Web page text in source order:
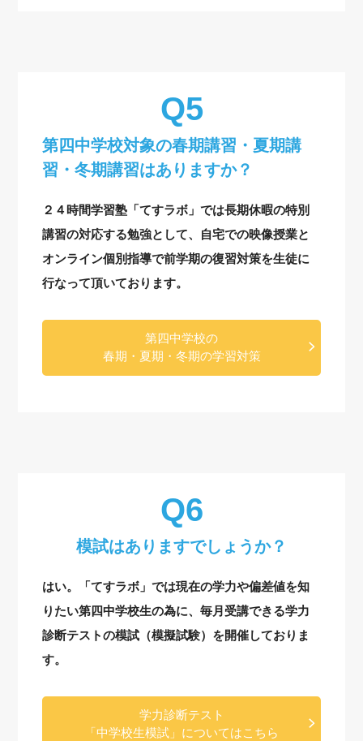
第四中学校対象の春期講習・夏期講
習・冬期講習はありますか？
２４時間学習塾「てすラボ」では長期休暇の特別
講習の対応する勉強として、自宅での映像授業と
オンライン個別指導で前学期の復習対策を生徒に
行なって頂いております。
第四中学校の
春期・夏期・冬期の学習対策
模試はありますでしょうか？
はい。「てすラボ」では現在の学力や偏差値を知
りたい第四中学校生の為に、毎月受講できる学力
診断テストの模試（模擬試験）を開催しておりま
す。
学力診断テスト
「中学校生模試」についてはこちら